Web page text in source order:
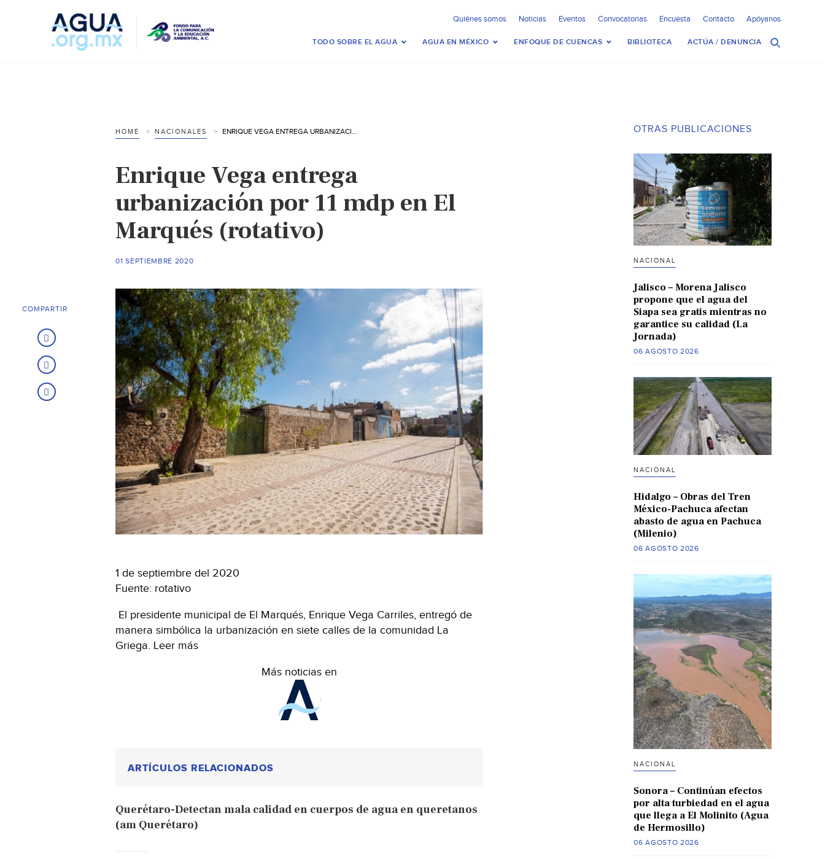
Quiénes somos Noticias Eventos Convocatorias Encuesta Contacto Apóyanos
TODO SOBRE EL AGUA AGUA EN MÉXICO ENFOQUE DE CUENCAS BIBLIOTECA ACTÚA / DENUNCIA
HOME NACIONALES ENRIQUE VEGA ENTREGA URBANIZACIÓN POR 11 MDP EN EL MARQUÉS (ROTATIVO)
Enrique Vega entrega
urbanización por 11 mdp en El
Marqués (rotativo)
01 SEPTIEMBRE 2020
1 de septiembre del 2020
Fuente: rotativo
El presidente municipal de El Marqués, Enrique Vega Carriles, entregó de
manera simbólica la urbanización en siete calles de la comunidad La
Griega. Leer más
Más noticias en
ARTÍCULOS RELACIONADOS
Querétaro-Detectan mala calidad en cuerpos de agua en queretanos
(am Querétaro)
COMPARTIR
OTRAS PUBLICACIONES
NACIONAL
Jalisco – Morena Jalisco
propone que el agua del
Siapa sea gratis mientras no
garantice su calidad (La
Jornada)
06 AGOSTO 2026
NACIONAL
Hidalgo – Obras del Tren
México-Pachuca afectan
abasto de agua en Pachuca
(Milenio)
06 AGOSTO 2026
NACIONAL
Sonora – Continúan efectos
por alta turbiedad en el agua
que llega a El Molinito (Agua
de Hermosillo)
06 AGOSTO 2026